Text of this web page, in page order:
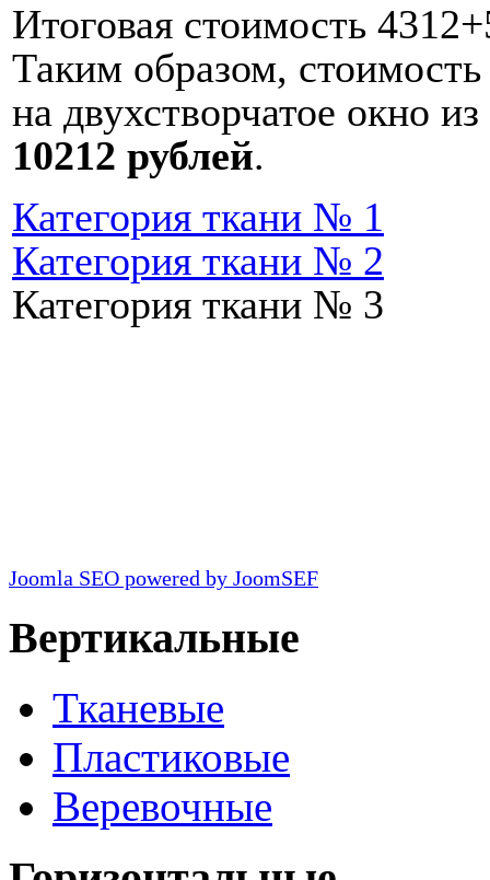
Итоговая стоимость
Таким образом,
на двухстворчатое окно
10212 рублей.
Категория ткани № 1
Категория ткани № 2
Категория ткани № 3
Joomla SEO powered by JoomSEF
Вертикальные
Тканевые
Пластиковые
Веревочные